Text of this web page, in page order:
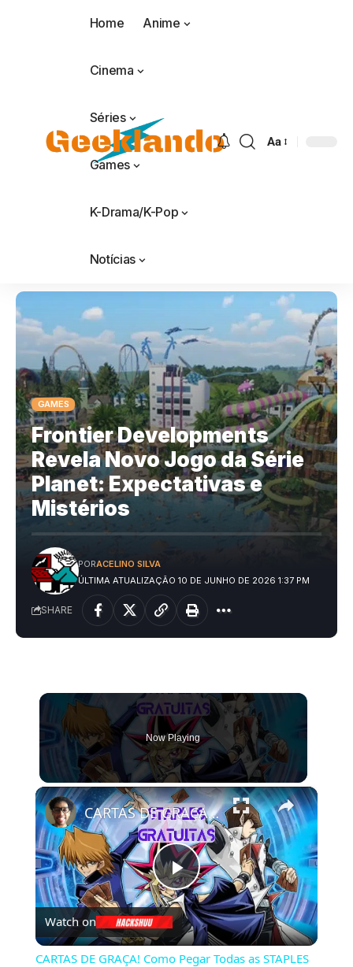
Home Anime
Cinema
Séries
Games
K-Drama/K-Pop
Notícias
Aa
GAMES
Frontier Developments
Revela Novo Jogo da Série
Planet: Expectativas e
Mistérios
ÚLTIMA ATUALIZAÇÃO 10 DE JUNHO DE 2026 1:37 PM
PORACELINO SILVA
SHARE
Now Playing
×
Play
Video
CARTAS DE GRAÇA! Como Pegar Todas as STAPLES nos Character Duels do Duel Links
Watch on
CARTAS DE GRAÇA! Como Pegar Todas as STAPLES